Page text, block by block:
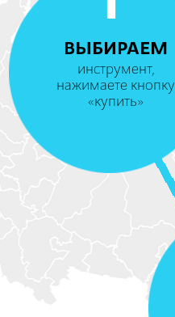
ВЫБИРАЕМ
инструмент,
нажимаете кнопку
«купить»